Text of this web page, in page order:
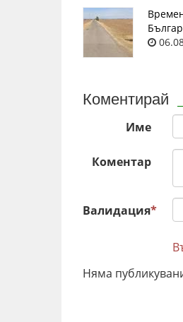
Коментирай
Име
Коментар
Валидация*
Няма